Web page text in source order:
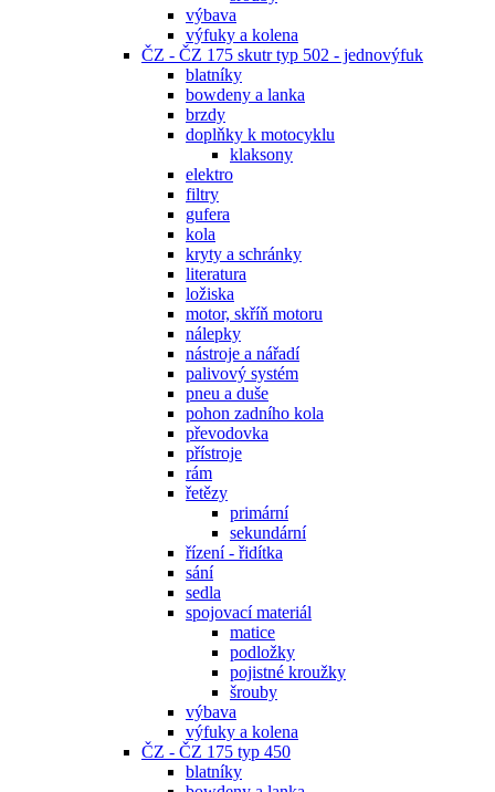
výbava
výfuky a kolena
ČZ - ČZ 175 skutr typ 502 - jednovýfuk
blatníky
bowdeny a lanka
brzdy
doplňky k motocyklu
klaksony
elektro
filtry
gufera
kola
kryty a schránky
literatura
ložiska
motor, skříň motoru
nálepky
nástroje a nářadí
palivový systém
pneu a duše
pohon zadního kola
převodovka
přístroje
rám
řetězy
primární
sekundární
řízení - řidítka
sání
sedla
spojovací materiál
matice
podložky
pojistné kroužky
šrouby
výbava
výfuky a kolena
ČZ - ČZ 175 typ 450
blatníky